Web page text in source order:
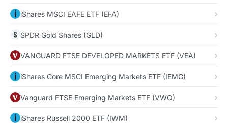
iShares MSCI EAFE ETF (EFA)
SPDR Gold Shares (GLD)
VANGUARD FTSE DEVELOPED MARKETS ETF (VEA)
iShares Core MSCI Emerging Markets ETF (IEMG)
Vanguard FTSE Emerging Markets ETF (VWO)
iShares Russell 2000 ETF (IWM)